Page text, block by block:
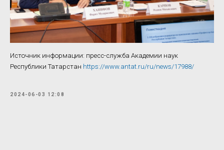
Источник информации: пресс-служба Академии наук
Республики Татарстан https://www.antat.ru/ru/news/17988/
2024-06-03 12:08